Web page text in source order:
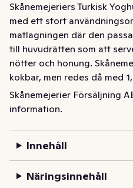
Skånemejeriers Turkisk
med ett stort
matlagningen där den
till huvudrätten som att
nötter och honung.
kokbar, men redes då med
deciliter yoghurt. Gjord på
Sverige med de högsta
matlagningen där den
nötter och honung.
Skånemejerier Försäljning
information.
Innehåll
Näringsinnehåll